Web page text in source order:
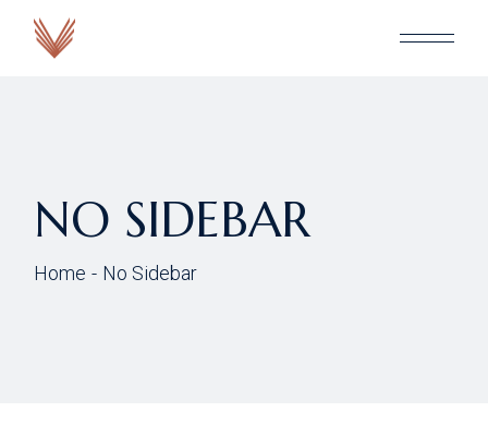
NO SIDEBAR
Home No Sidebar